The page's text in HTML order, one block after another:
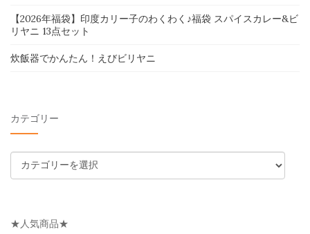
【2026年福袋】印度カリー子のわくわく♪福袋 スパイスカレー&ビ
リヤニ 13点セット
炊飯器でかんたん！えびビリヤニ
カテゴリー
テ
リ
★人気商品★